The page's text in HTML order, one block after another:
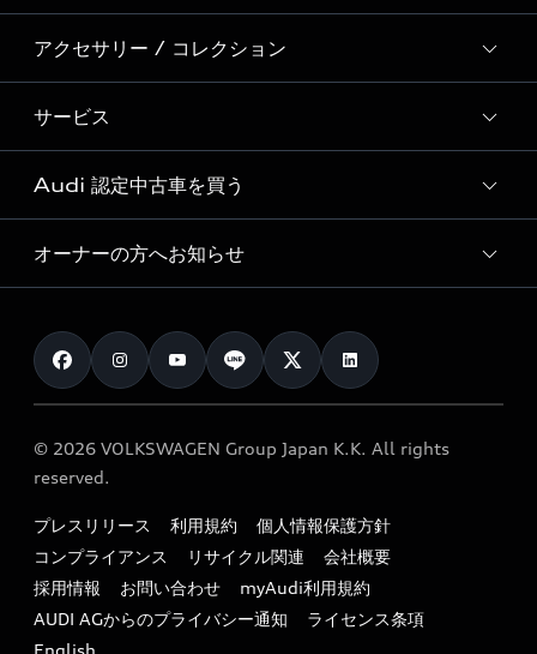
Audi Sport
Formula 1®
デジタルサービス
新車在庫検索
試乗車・展示車検索
見積り依頼
試乗予約
モデル一覧
特別仕様モデル / 限定モデル
e-tronラインアップ
価格シミュレーション
車両比較
カタログ一覧
アクセサリー / コレクション
純正アクセサリー
オンラインショップ
Audi collection
アウディナビアプリ
サービス
サービス入庫予約
サービスプログラム
メンテナンス
車検 / 定期点検
e-tronアフターサポート
myAudi
Audi 認定中古車を買う
Audi認定中古車
クオリティ
保証
メンテナンス
ファイナンス
キャンペーン / イベント
買取査定
オーナーの方へお知らせ
お知らせ
オーナー様向けキャンペーン
特定整備適用車一覧
リサイクル法
よくある質問（FAQ）
© 2026 VOLKSWAGEN Group Japan K.K. All rights
reserved.
プレスリリース 利用規約
個人情報保護方針
コンプライアンス
リサイクル関連
会社概要
採用情報
お問い合わせ
myAudi利用規約
AUDI AGからのプライバシー通知
ライセンス条項
English